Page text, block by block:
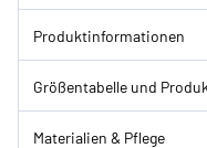
Produktinformationen
Größentabelle und
Materialien & Pflege